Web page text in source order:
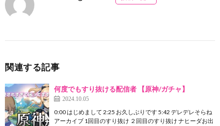
関連する記事
何度でもすり抜ける配信者 【原神/ガチャ】
2024.10.05
0:00 はじめまして 2:25 お久しぶりです 5:42 デレデレそらね
アーカイブ 1回目のすり抜け ２回目のすり抜け ナヒーダお出